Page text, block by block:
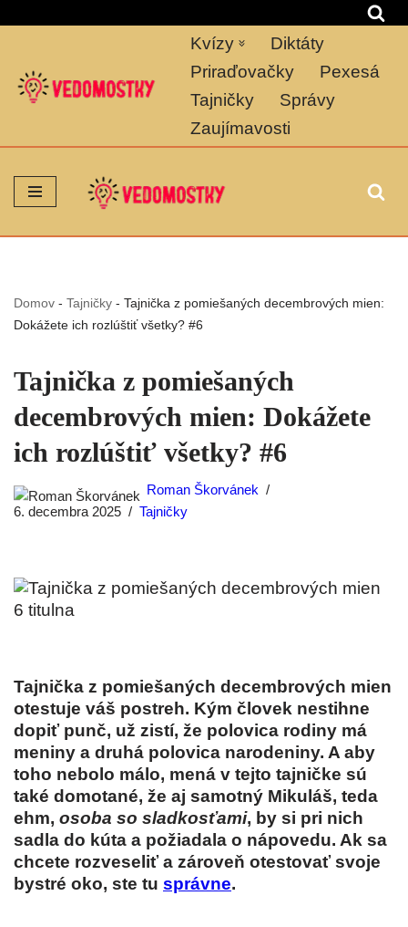
na
obsah
Kvízy
Diktáty
Priraďovačky
Pexesá
Tajničky
Správy
Zaujímavosti
Domov - Tajničky - Tajnička z pomiešaných decembrových mien:
Dokážete ich rozlúštiť všetky? #6
Tajnička z pomiešaných
decembrových mien: Dokážete
ich rozlúštiť všetky? #6
Roman Škorvánek
6. decembra 2025
Tajničky
Tajnička z pomiešaných decembrových mien
otestuje váš postreh. Kým človek nestihne
dopiť punč, už zistí, že polovica rodiny má
meniny a druhá polovica narodeniny. A aby
toho nebolo málo, mená v tejto tajničke sú
také domotané, že aj samotný Mikuláš, teda
ehm, osoba so sladkosťami, by si pri nich
sadla do kúta a požiadala o nápovedu. Ak sa
chcete rozveseliť a zároveň otestovať svoje
bystré oko, ste tu správne.